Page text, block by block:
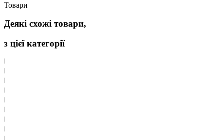
Товари
Деякі схожі товари,
з цієї категорії